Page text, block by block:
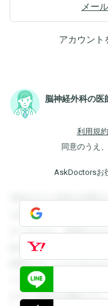
メー
アカウント
脳神経外科の医
利用規約
同意のうえ
AskDoctorsお
登録すると回答を閲覧
を閲覧することができ
ができます。登録する
録すると回答を閲覧す
閲覧することができま
できます。登録すると
すると回答を閲覧する